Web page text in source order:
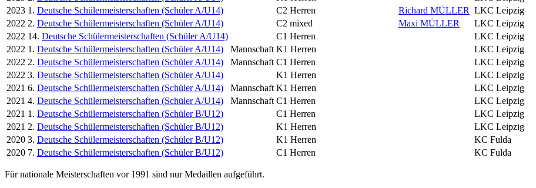
2023 1. Deutsche Schülermeisterschaften (Schüler A/U14) C2 Herren Richard MÜLLER LKC Leipzig
2022 2. Deutsche Schülermeisterschaften (Schüler A/U14) C2 mixed Maxi MÜLLER
LKC Leipzig
2022 14. Deutsche Schülermeisterschaften (Schüler A/U14) C1 Herren
LKC Leipzig
2022 1. Deutsche Schülermeisterschaften (Schüler A/U14) Mannschaft K1 Herren
LKC Leipzig
2022 2. Deutsche Schülermeisterschaften (Schüler A/U14) Mannschaft C1 Herren
LKC Leipzig
2022 3. Deutsche Schülermeisterschaften (Schüler A/U14) K1 Herren
LKC Leipzig
2021 6. Deutsche Schülermeisterschaften (Schüler A/U14) Mannschaft K1 Herren
LKC Leipzig
2021 4. Deutsche Schülermeisterschaften (Schüler A/U14) Mannschaft C1 Herren
LKC Leipzig
2021 1. Deutsche Schülermeisterschaften (Schüler B/U12) C1 Herren
LKC Leipzig
2021 2. Deutsche Schülermeisterschaften (Schüler B/U12) K1 Herren
LKC Leipzig
2020 3. Deutsche Schülermeisterschaften (Schüler B/U12) K1 Herren
KC Fulda
2020 7. Deutsche Schülermeisterschaften (Schüler B/U12) C1 Herren KC Fulda
Für nationale Meisterschaften vor 1991 sind nur Medaillen aufgeführt.